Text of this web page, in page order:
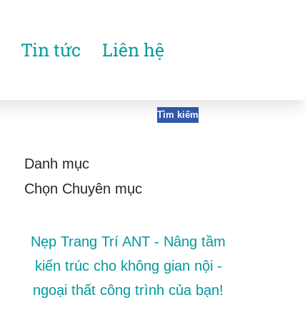
Tin tức Liên hệ
Tìm kiếm
Danh mục
Nẹp Trang Trí ANT - Nâng tầm
kiến trúc cho không gian nội -
ngoại thất công trình của bạn!